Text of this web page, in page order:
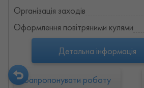
Організація заходів
Оформлення повітряними кулями
Детальна інформація
Запропонувати роботу